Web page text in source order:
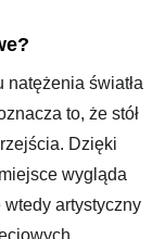
światła
to, że stół
Dzięki
wygląda
artystyczny